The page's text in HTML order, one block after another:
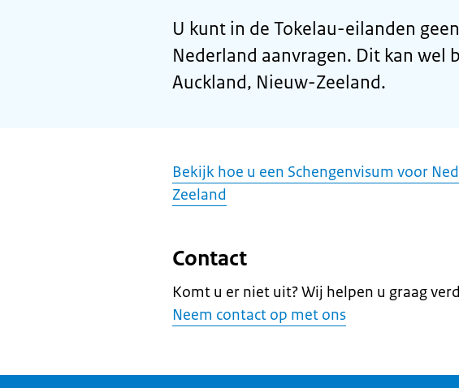
U kunt in de Tokelau-eilanden
Nederland aanvragen. Dit kan wel
Auckland, Nieuw-Zeeland.
Bekijk hoe u een Schengenvisum voor
Zeeland
Contact
Komt u er niet uit? Wij helpen u graag
Neem contact op met ons